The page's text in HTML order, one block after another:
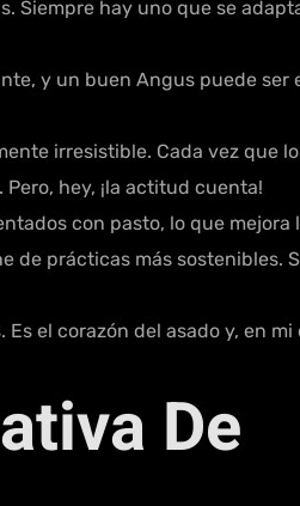
Siempre hay uno que se
y un buen Angus puede ser
irresistible. Cada vez que
hey, ¡la actitud cuenta!
con pasto, lo que mejora
de prácticas más sostenibles.
el corazón del asado y, en mi
De